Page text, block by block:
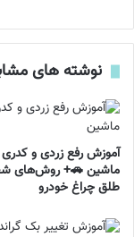
نوشته های
آموزش رفع زردی و
ماشین 🚗+ روش‌های
طلق چراغ خودرو